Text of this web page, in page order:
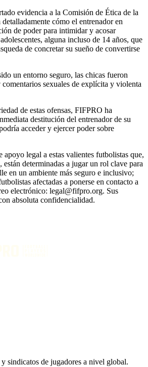
evidencia a la Comisión de Ética de la
cómo el entrenador en
de poder para intimidar y acosar
alguna incluso de 14 años, que
de concretar su sueño de convertirse
un entorno seguro, las chicas fueron
comentarios sexuales de explícita y violenta
de estas ofensas, FIFPRO ha
destitución del entrenador de su
acceder y ejercer poder sobre
legal a estas valientes futbolistas que,
determinadas a jugar un rol clave para
en un ambiente más seguro e inclusivo;
afectadas a ponerse en contacto a
electrónico: legal@fifpro.org. Sus
absoluta confidencialidad.
sindicatos de jugadores a nivel global.